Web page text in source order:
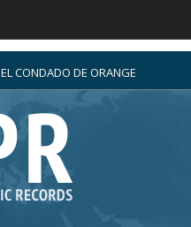
CONDADO DE ORANGE